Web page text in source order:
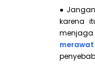
●
karena